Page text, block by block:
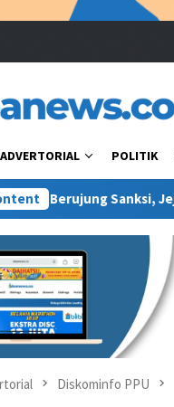
ADVERTORIAL POLITIK
Etika Tenaga Medis
Diskominfo PPU